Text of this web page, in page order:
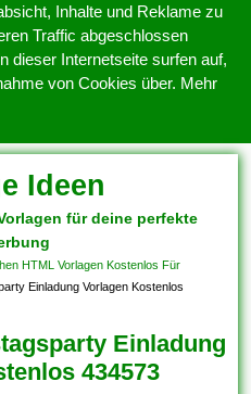
Inhalte und Reklame zu
Traffic abgeschlossen
dieser Internetseite surfen auf,
von Cookies über. Mehr
Ideen
für deine perfekte
HTML Vorlagen Kostenlos Für
Einladung Vorlagen Kostenlos
Einladung
434573